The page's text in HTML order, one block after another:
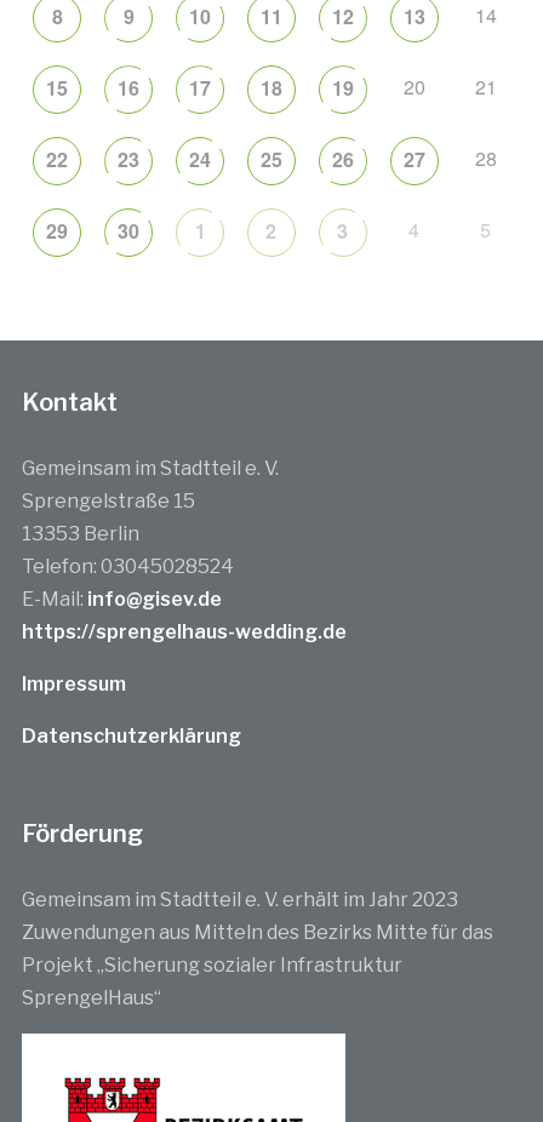
8 9 10 11 12 13 14
15 16 17 18 19 20 21
22 23 24 25 26 27 28
29 30 1 2 3 4 5
Kontakt
Gemeinsam im Stadtteil e. V.
Sprengelstraße 15
13353 Berlin
Telefon: 03045028524
E-Mail: info@gisev.de
https://sprengelhaus-wedding.de
Impressum
Datenschutzerklärung
Förderung
Gemeinsam im Stadtteil e. V. erhält im Jahr 2023
Zuwendungen aus Mitteln des Bezirks Mitte für das
Projekt „Sicherung sozialer Infrastruktur
SprengelHaus“